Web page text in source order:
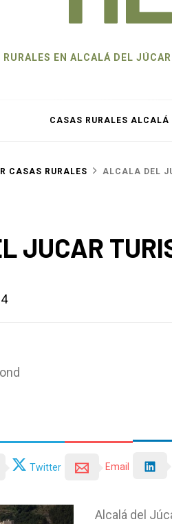
RURALES EN ALCALÁ DEL
CASAS RURALES ALCALÁ
CASAS RURALES ALCALA DEL
JUCAR
Twitter Email
Alcalá del